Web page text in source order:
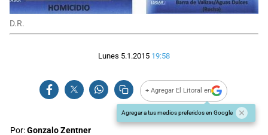
D.R.
Lunes 5.1.2015 19:58
+ Agregar El Litoral en
Agregar a tus medios preferidos en Google
Por:Gonzalo Zentner